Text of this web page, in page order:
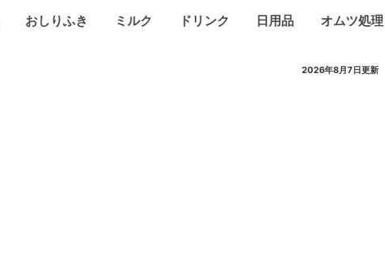
おしりふき ミルク ドリンク 日用品 オムツ処理
2026年8月7日更新